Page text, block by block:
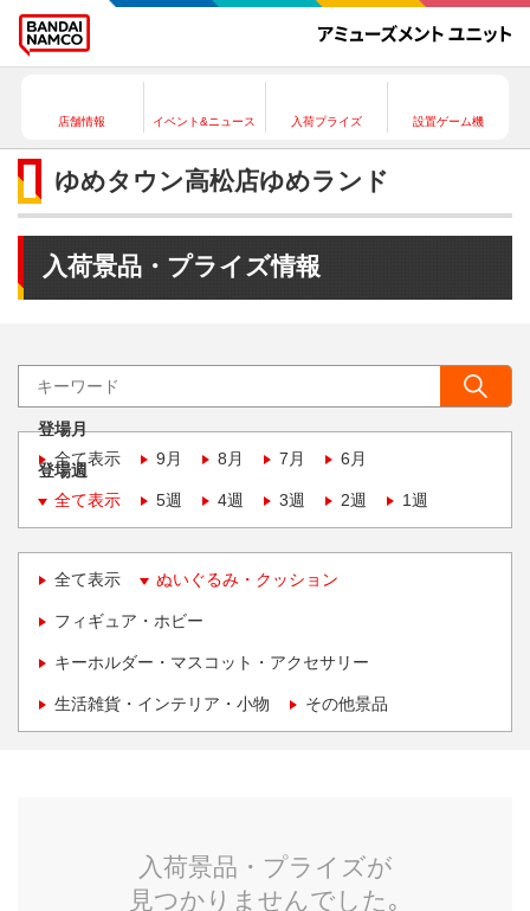
店舗情報 イベント&ニュース 入荷プライズ 設置ゲーム機
ゆめタウン高松店ゆめランド
入荷景品・プライズ情報
登場月
全て表示
9月 8月 7月 6月
登場週
全て表示
5週 4週 3週 2週 1週
全て表示 ぬいぐるみ・クッション
フィギュア・ホビー
キーホルダー・マスコット・アクセサリー
生活雑貨・インテリア・小物 その他景品